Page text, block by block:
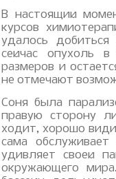
В настоящий
курсов
удалось
сейчас опухоль
размеров и
не отмечают
Соня была
правую сторону
ходит, хорошо
сама
удивляет своей
окружающего